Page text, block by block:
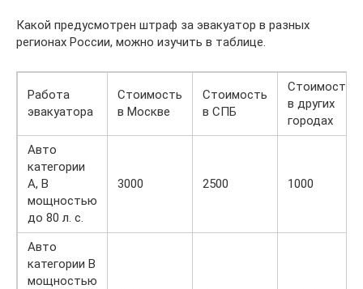
Какой предусмотрен штраф за эвакуатор в разных
регионах России, можно изучить в таблице.
Работа
эвакуатора
Стоимость
в Москве
Стоимость
в СПБ
Стоимость
в других
городах
Авто
категории
А, В
мощностью
до 80 л. с.
3000 2500 1000
Авто
категории В
мощностью